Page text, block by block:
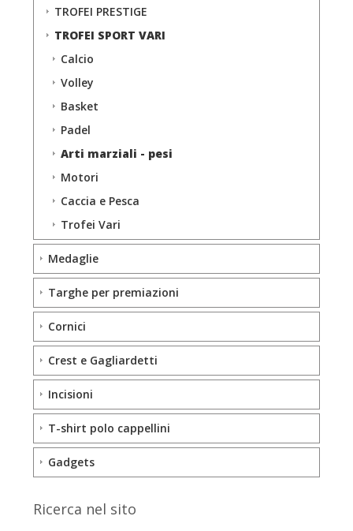
TROFEI PRESTIGE
TROFEI SPORT VARI
Calcio
Volley
Basket
Padel
Arti marziali - pesi
Motori
Caccia e Pesca
Trofei Vari
Medaglie
Targhe per premiazioni
Cornici
Crest e Gagliardetti
Incisioni
T-shirt polo cappellini
Gadgets
Ricerca nel sito